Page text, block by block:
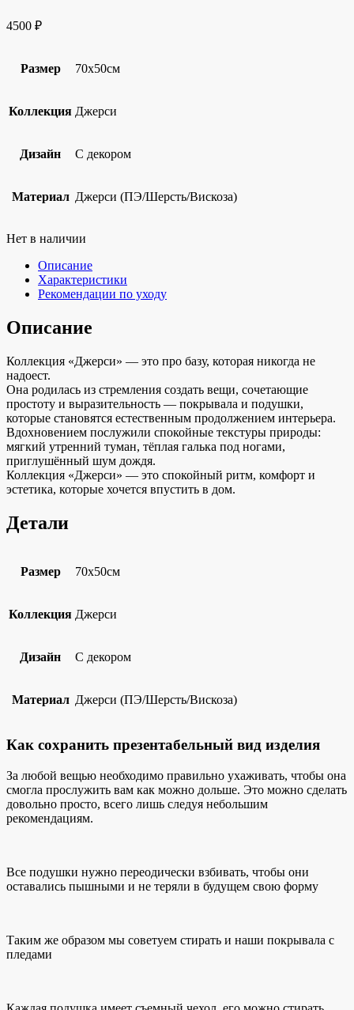
4500 ₽
Размер 70х50см
Коллекция Джерси
Дизайн С декором
Материал Джерси (ПЭ/Шерсть/Вискоза)
Нет в наличии
Описание
Характеристики
Рекомендации по уходу
Описание
Коллекция «Джерси» — это про базу, которая никогда не
надоест.
Она родилась из стремления создать вещи, сочетающие
простоту и выразительность — покрывала и подушки,
которые становятся естественным продолжением интерьера.
Вдохновением послужили спокойные текстуры природы:
мягкий утренний туман, тёплая галька под ногами,
приглушённый шум дождя.
Коллекция «Джерси» — это спокойный ритм, комфорт и
эстетика, которые хочется впустить в дом.
Детали
Размер 70х50см
Коллекция Джерси
Дизайн С декором
Материал Джерси (ПЭ/Шерсть/Вискоза)
Как сохранить презентабельный вид изделия
За любой вещью необходимо правильно ухаживать, чтобы она
смогла прослужить вам как можно дольше. Это можно сделать
довольно просто, всего лишь следуя небольшим
рекомендациям.
Все подушки нужно переодически взбивать, чтобы они
оставались пышными и не теряли в будущем свою форму
Таким же образом мы советуем стирать и наши покрывала с
пледами